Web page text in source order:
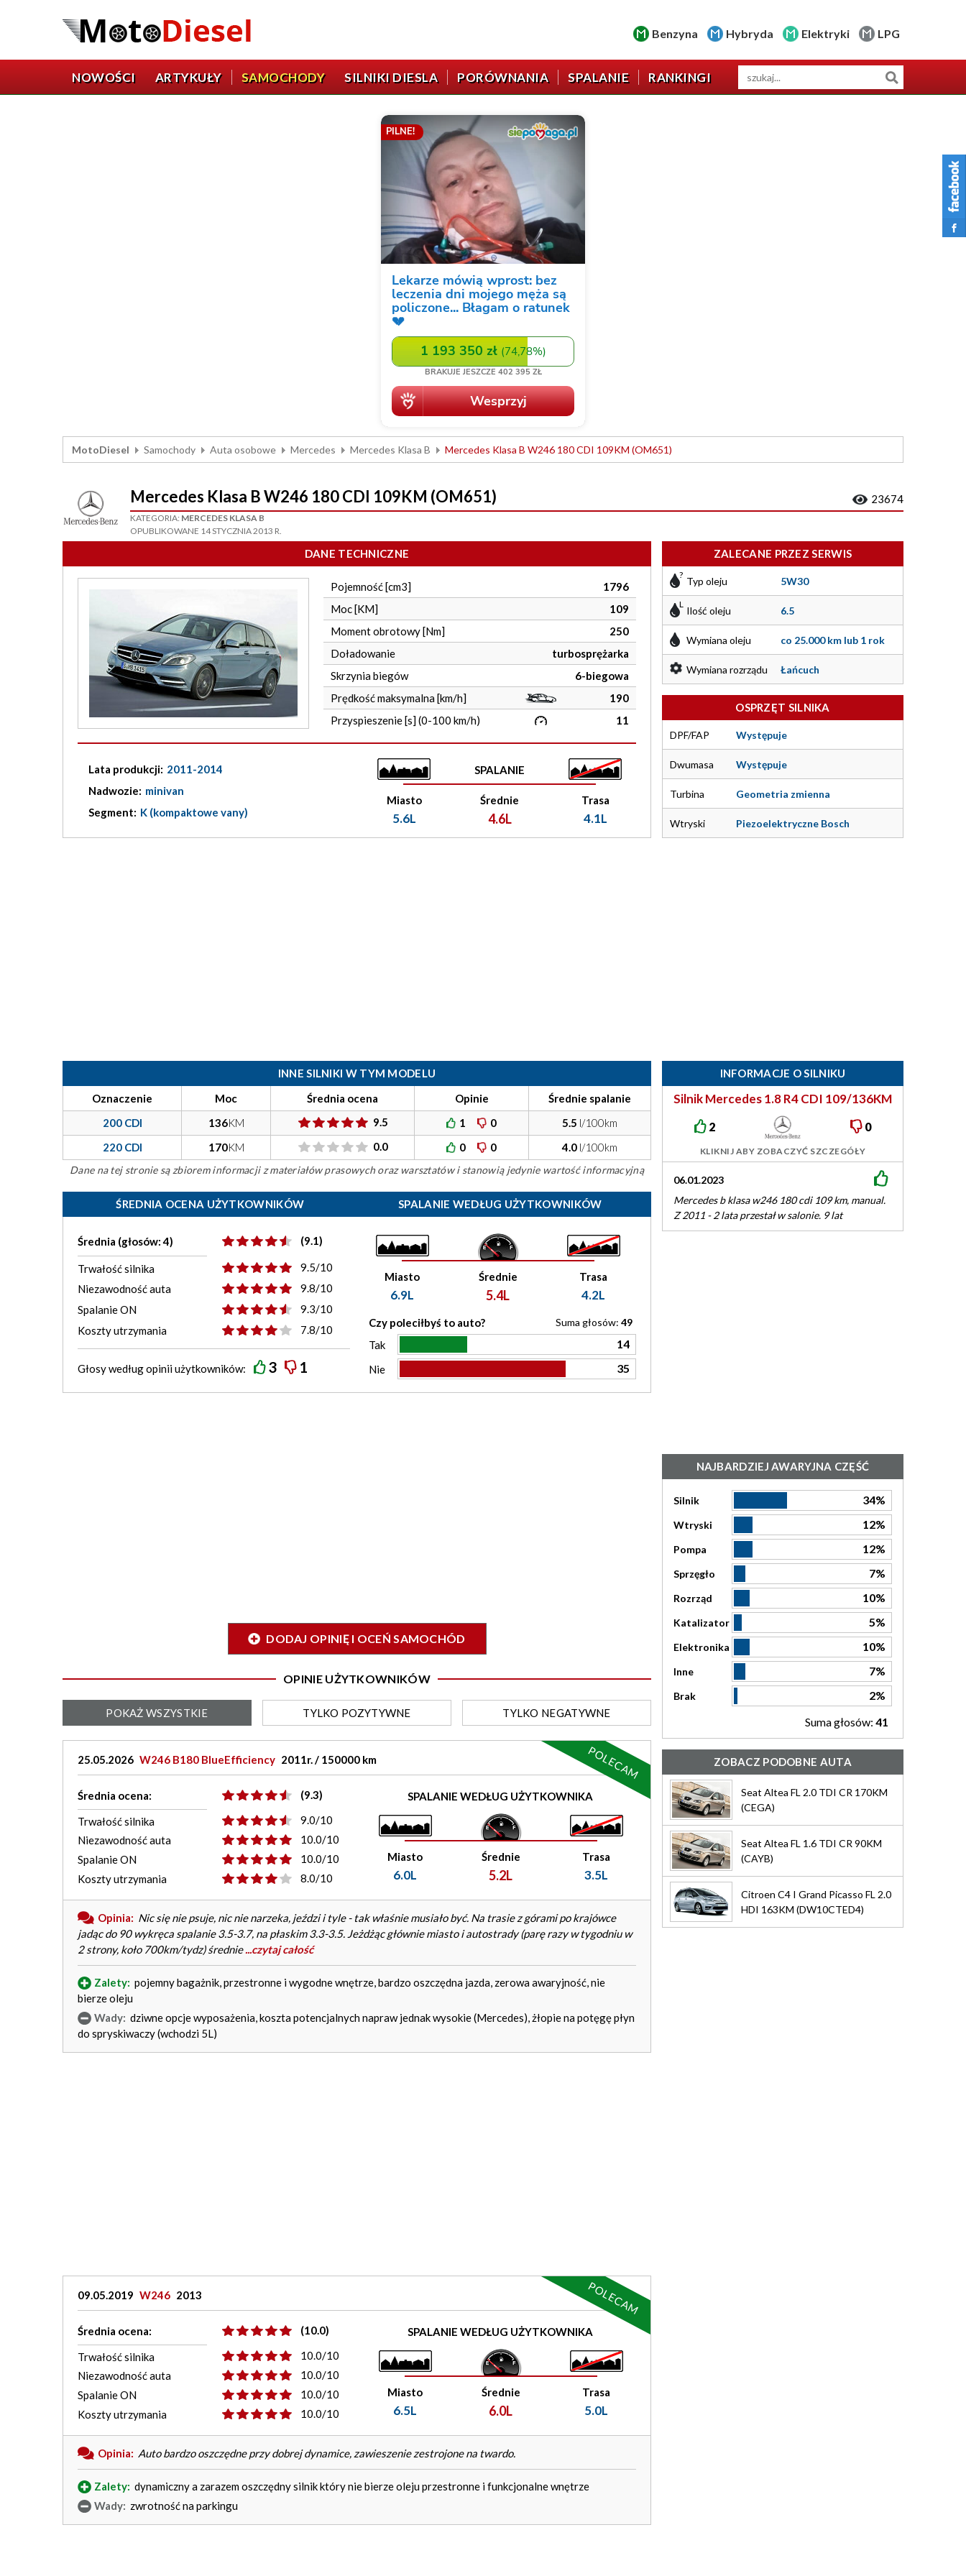
Benzyna Hybryda Elektryki LPG
NOWOŚCI ARTYKUŁY SAMOCHODY SILNIKI DIESLA PORÓWNANIA SPALANIE RANKINGI
MotoDiesel Samochody Auta osobowe Mercedes Mercedes Klasa B Mercedes Klasa B W246 180 CDI 109KM (OM651)
Mercedes Klasa B W246 180 CDI 109KM (OM651) 23674
KATEGORIA: MERCEDES KLASA B
OPUBLIKOWANE 14 STYCZNIA 2013 R.
DANE TECHNICZNE
Pojemność [cm3]
1796
Moc [KM]
109
Moment obrotowy [Nm]
250
Doładowanie
turbosprężarka
Skrzynia biegów
6-biegowa
Prędkość maksymalna [km/h]
190
Przyspieszenie [s] (0-100 km/h)
11
Lata produkcji: 2011-2014
Nadwozie: minivan
Segment: K (kompaktowe vany)
SPALANIE
Miasto
5.6L
Średnie
4.6L
Trasa
4.1L
ZALECANE PRZEZ SERWIS
Typ oleju 5W30
Ilość oleju 6.5
Wymiana oleju co 25.000 km lub 1 rok
Wymiana rozrządu Łańcuch
OSPRZĘT SILNIKA
DPF/FAP Występuje
Dwumasa Występuje
Turbina Geometria zmienna
Wtryski Piezoelektryczne Bosch
INNE SILNIKI W TYM MODELU
Oznaczenie
Moc Średnia ocena Opinie
Średnie spalanie
200 CDI
136KM 9.5 1 0 5.5 l/100km
220 CDI
170KM 0.0 0 0 4.0 l/100km
Dane na tej stronie są zbiorem informacji z materiałów prasowych oraz warsztatów i stanowią jedynie wartość informacyjną
ŚREDNIA OCENA UŻYTKOWNIKÓW
Średnia (głosów: 4) (9.1)
Trwałość silnika
9.5/10
Niezawodność auta
9.8/10
Spalanie ON
9.3/10
Koszty utrzymania
7.8/10
Głosy wedługopiniiużytkowników: 3 1
SPALANIE WEDŁUG UŻYTKOWNIKÓW
Miasto
6.9L
Średnie
5.4L
Trasa
4.2L
Czy poleciłbyś to auto? Suma głosów: 49
Tak 14
Nie 35
DODAJ OPINIĘ I OCEŃ SAMOCHÓD
OPINIE UŻYTKOWNIKÓW
POKAŻ WSZYSTKIE TYLKO POZYTYWNE TYLKO NEGATYWNE
25.05.2026 W246 B180 BlueEfficiency 2011r. / 150000 km
Średnia ocena: (9.3)
Trwałość silnika
9.0/10
Niezawodność auta
10.0/10
Spalanie ON
10.0/10
Koszty utrzymania
8.0/10
SPALANIE WEDŁUG UŻYTKOWNIKA
Miasto
6.0L
Średnie
5.2L
Trasa
3.5L
Opinia: Nic się nie psuje, nic nie narzeka, jeździ i tyle - tak właśnie musiało być. Na trasie z górami po krajówce
jadąc do 90 wykręca spalanie 3.5-3.7, na płaskim 3.3-3.5. Jeżdżąc głównie miasto i autostrady (parę razy w tygodniu w
2 strony, koło 700km/tydz) średnie...czytaj całość
Zalety: pojemny bagażnik, przestronne i wygodne wnętrze, bardzo oszczędna jazda, zerowa awaryjność, nie
bierze oleju
Wady: dziwne opcje wyposażenia, koszta potencjalnych napraw jednak wysokie (Mercedes), żłopie na potęgę płyn
do spryskiwaczy (wchodzi 5L)
POLECAM
09.05.2019 W246 2013
Średnia ocena: (10.0)
Trwałość silnika
10.0/10
Niezawodność auta
10.0/10
Spalanie ON
10.0/10
Koszty utrzymania
10.0/10
SPALANIE WEDŁUG UŻYTKOWNIKA
Miasto
6.5L
Średnie
6.0L
Trasa
5.0L
Opinia: Auto bardzo oszczędne przy dobrej dynamice, zawieszenie zestrojone na twardo.
Zalety: dynamiczny a zarazem oszczędny silnik który nie bierze oleju przestronne i funkcjonalne wnętrze
Wady: zwrotność na parkingu
POLECAM
INFORMACJE O SILNIKU
Silnik Mercedes 1.8 R4 CDI 109/136KM
OM651
2 0
KLIKNIJ ABY ZOBACZYĆ SZCZEGÓŁY
06.01.2023
Mercedes b klasa w246 180 cdi 109 km, manual.
Z 2011 - 2 lata przestał w salonie. 9 lat
użytkowania.…
22.11.2015
Od 2012
NAJBARDZIEJ AWARYJNA CZĘŚĆ
Silnik 34%
Wtryski 12%
Pompa 12%
Sprzęgło 7%
Rozrząd 10%
Katalizator 5%
Elektronika 10%
Inne 7%
Brak
2%
Suma głosów: 41
ZOBACZ PODOBNE AUTA
Seat Altea FL 2.0 TDI CR 170KM
(CEGA)
Seat Altea FL 1.6 TDI CR 90KM
(CAYB)
Citroen C4 I Grand Picasso FL 2.0
HDI 163KM (DW10CTED4)